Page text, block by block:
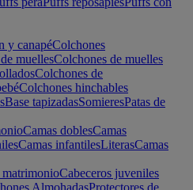
y canapéColchones
muellesColchones de muelles
Colchones de
Colchones hinchables
Base tapizadasSomieresPatas de
Camas doblesCamas
Camas infantilesLiterasCamas
matrimonioCabeceros juveniles
AlmohadasProtectores de